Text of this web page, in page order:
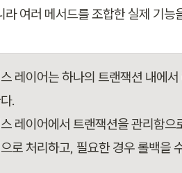
라 여러 메서드를 조합한 실제 기능
레이어는 하나의 트랜잭션 내에
.
레이어에서 트랜잭션을 관리함
로 처리하고, 필요한 경우 롤백을